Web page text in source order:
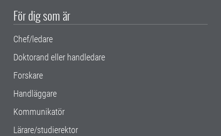
För dig som är
Chef/ledare
Doktorand eller handledare
Forskare
Handläggare
Kommunikatör
Lärare/studierektor